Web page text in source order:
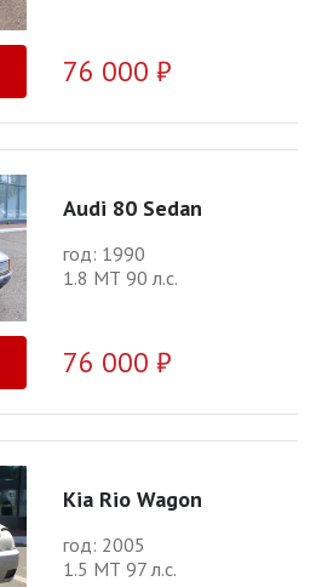
76 000 ₽
Audi 80 Sedan
год: 1990
1.8 МТ 90 л.с.
76 000 ₽
Kia Rio Wagon
год: 2005
1.5 МТ 97 л.с.